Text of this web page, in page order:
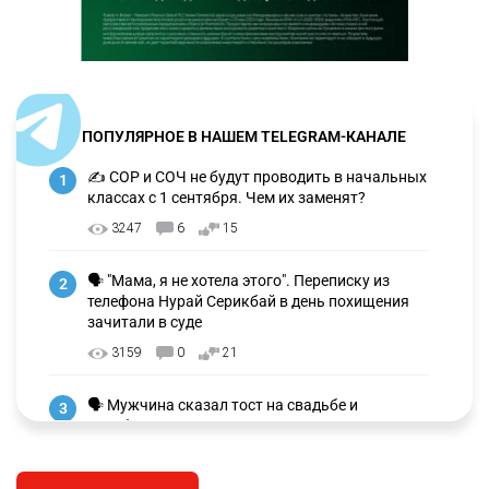
ПОПУЛЯРНОЕ В НАШЕМ TELEGRAM-КАНАЛЕ
1
✍️ СОР и СОЧ не будут проводить в начальных
классах с 1 сентября. Чем их заменят?
3247 6 15
2
🗣 "Мама, я не хотела этого". Переписку из
телефона Нурай Серикбай в день похищения
зачитали в суде
3159 0 21
3
🗣 Мужчина сказал тост на свадьбе и
заработал уголовное дело